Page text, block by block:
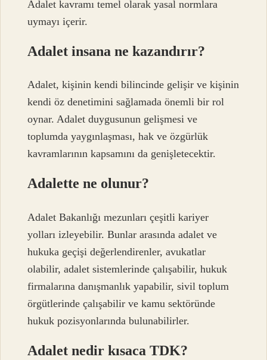
Adalet kavramı temel olarak yasal normlara
uymayı içerir.
Adalet insana ne kazandırır?
Adalet, kişinin kendi bilincinde gelişir ve kişinin
kendi öz denetimini sağlamada önemli bir rol
oynar. Adalet duygusunun gelişmesi ve
toplumda yaygınlaşması, hak ve özgürlük
kavramlarının kapsamını da genişletecektir.
Adalette ne olunur?
Adalet Bakanlığı mezunları çeşitli kariyer
yolları izleyebilir. Bunlar arasında adalet ve
hukuka geçişi değerlendirenler, avukatlar
olabilir, adalet sistemlerinde çalışabilir, hukuk
firmalarına danışmanlık yapabilir, sivil toplum
örgütlerinde çalışabilir ve kamu sektöründe
hukuk pozisyonlarında bulunabilirler.
Adalet nedir kısaca TDK?